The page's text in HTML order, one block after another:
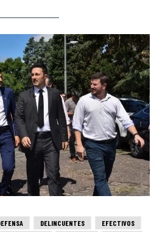
DELINCUENTES
EFECTIVOS